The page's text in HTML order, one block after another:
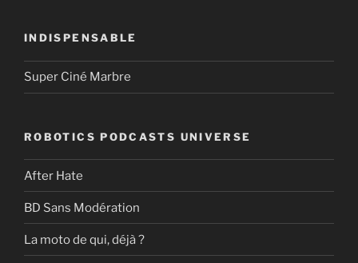
INDISPENSABLE
Super Ciné Marbre
ROBOTICS PODCASTS UNIVERSE
After Hate
BD Sans Modération
La moto de qui, déjà ?